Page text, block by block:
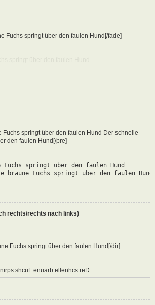
Fuchs springt über den faulen Hund[/fade]
Fuchs springt über den faulen Hund Der schnelle
den faulen Hund[/pre]
Fuchs springt über den faulen Hund
braune Fuchs springt über den faulen Hund
rechts/rechts nach links)
Fuchs springt über den faulen Hund[/dir]
springt über den faulen Hund